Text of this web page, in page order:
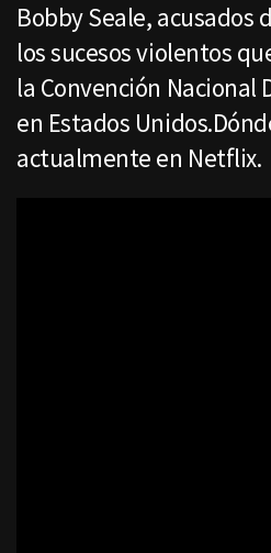
Bobby Seale, acusados
los sucesos violentos
la Convención Nacional
en Estados
actualmente en Netflix.